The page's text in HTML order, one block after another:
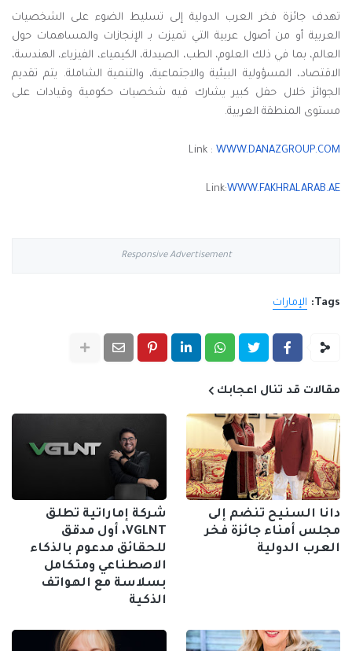
تهدف جائزة فخر العرب الدولية إلى تسليط الضوء على الشخصيات
العربية أو من أصول عربية التي تميزت بـ الإنجازات والمساهمات حول
العالم، بما في ذلك العلوم، الطب، الصيدلة، الكيمياء، الفيزياء، الهندسة،
الاقتصاد، المسؤولية البيئية والاجتماعية، والتنمية الشاملة. يتم تقديم
الجوائز خلال حفل كبير يشارك فيه شخصيات حكومية وقيادات على
مستوى المنطقة العربية.
‏Link : WWW.DANAZGROUP.COM
Link:WWW.FAKHRALARAB.AE
Responsive Advertisement
Tags: الإمارات
مقالات قد تنال اعجابك
دانا السنيح تنضم إلى
مجلس أمناء جائزة فخر
العرب الدولية
شركة إماراتية تطلق
VGLNT، أول مدقق
للحقائق مدعوم بالذكاء
الاصطناعي ومتكامل
بسلاسة مع الهواتف
الذكية